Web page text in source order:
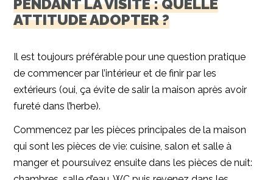
PENDANT LA VISITE : QUELLE
ATTITUDE ADOPTER ?
Il est toujours préférable pour une question pratique
de commencer par l’intérieur et de finir par les
extérieurs (oui, ça évite de salir la maison après avoir
fureté dans l’herbe).
Commencez par les pièces principales de la maison
qui sont les pièces de vie: cuisine, salon et salle à
manger et poursuivez ensuite dans les pièces de nuit: